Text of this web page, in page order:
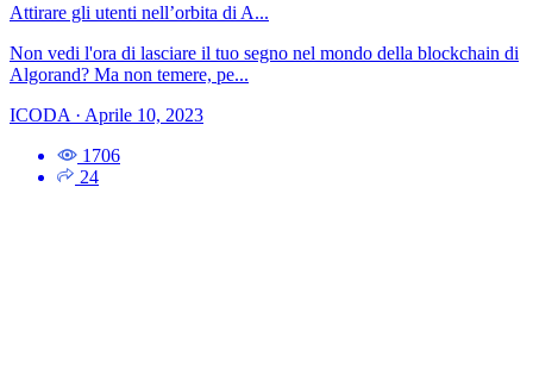
Attirare gli utenti nell’orbita di A...
Non vedi l'ora di lasciare il tuo segno nel mondo della blockchain di
Algorand? Ma non temere, pe...
ICODA · Aprile 10, 2023
1706
24